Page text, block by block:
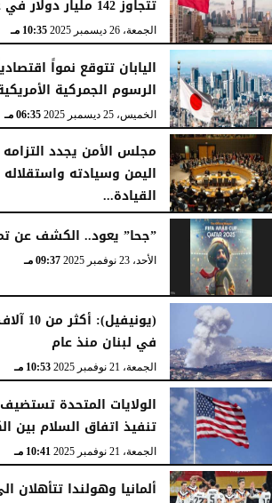
تتجاوز 142 مليار دولار في عام 2025
الجمعة، 26 ديسمبر 2025 10:35 مـ
اليابان تتوقع نمواً
الرسوم الجمركية
الخميس، 25 ديسمبر 2025 06:35 مـ
مجلس الأمن يجدد
اليمن وسيادته
القيادة...
الأربعاء، 24 ديسمبر 2025
”جحا” يعود.. الكشف عن
الأحد، 23 نوفمبر 2025 09:37 مـ
في لبنان منذ عام
الجمعة، 21 نوفمبر 2025 10:53 مـ
الولايات المتحدة تستضيف
تنفيذ اتفاق السلام بين
الجمعة، 21 نوفمبر 2025 10:41 مـ
ألمانيا وهولندا تتأهلان الى